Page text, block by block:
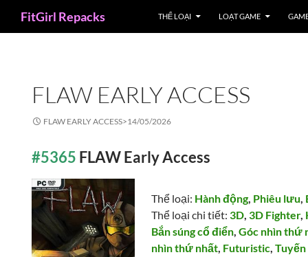
FitGirl Repacks THỂ LOẠI LOẠT GAME
FLAW EARLY ACCESS
FLAW EARLY ACCESS>14/05/2026
#5365 FLAW Early Access
Thể loại: Hành động, Phiêu lưu,
Thể loại chi tiết: 3D, 3D Fighter,
Bắn súng cổ điển,Góc nhìn thứ
nhìn thứ nhất, Futuristic,